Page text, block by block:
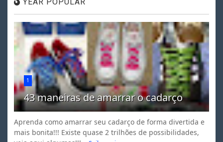
1
43 maneiras de amarrar o cadarço
Aprenda como amarrar seu cadarço de forma divertida e
mais bonita!!! Existe quase 2 trilhões de possibilidades,